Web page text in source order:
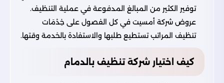
توفير الكثير من المبالغ المدفوعة في عملية التنظيف.
عروض شركة أمسيت في كل الفصول على خِدْمَات
تنظيف المراتب تستطيع طلبها والاستفادة بالخدمة وقتها.
كيف اختيار شركة تنظيف بالدمام